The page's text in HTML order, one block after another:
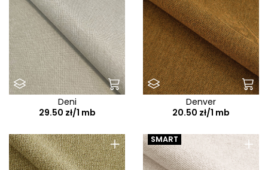
Deni
29.50 zł/1 mb
Denver
20.50 zł/1 mb
+ +
SMART